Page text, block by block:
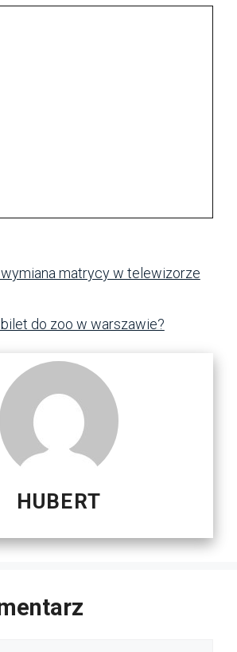
matrycy w telewizorze
do zoo w warszawie?
HUBERT